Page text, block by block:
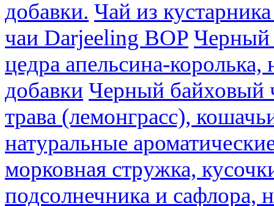
добавки. Чай из
чаи Darjeeling BOP Черный
цедра апельсина-
добавки Черный байховый
трава (лемонграсс),
натуральные
морковная стружка,
подсолнечника и сафлора,